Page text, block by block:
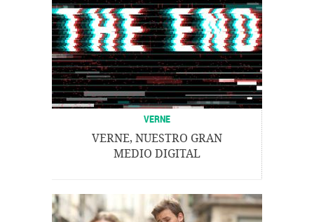
VERNE
VERNE, NUESTRO GRAN
MEDIO DIGITAL